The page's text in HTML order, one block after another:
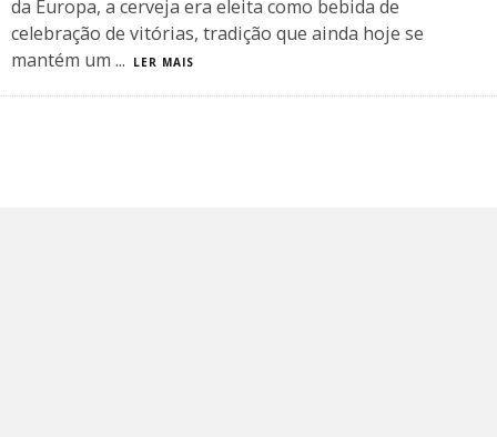
da Europa, a cerveja era eleita como bebida de
celebração de vitórias, tradição que ainda hoje se
mantém um ... LER MAIS